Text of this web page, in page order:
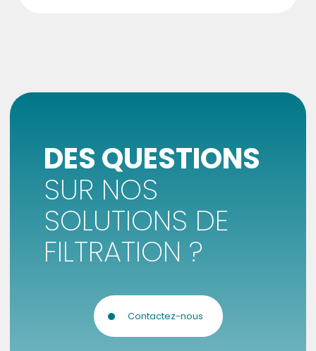
DES QUESTIONS
SUR NOS
SOLUTIONS DE
FILTRATION ?
Contactez-nous